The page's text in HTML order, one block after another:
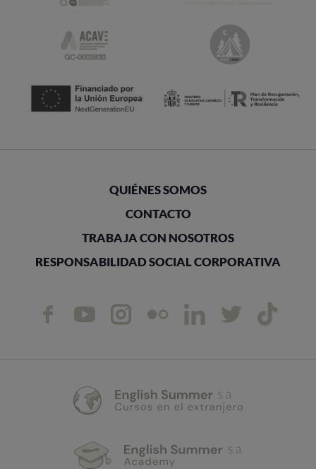
QUIÉNES SOMOS
CONTACTO
TRABAJA CON NOSOTROS
RESPONSABILIDAD SOCIAL CORPORATIVA